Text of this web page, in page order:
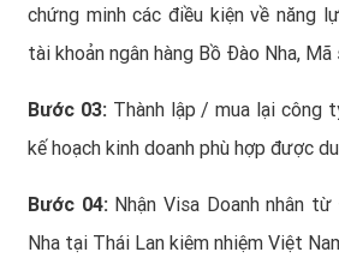
chứng minh các điều kiện về năng
tài khoản ngân hàng Bồ Đào Nha,
Bước 03:Thành lập / mua lại công
kế hoạch kinh doanh phù hợp được
Bước 04:Nhận Visa Doanh nhân
Nha tại Thái Lan kiêm nhiệm Việt